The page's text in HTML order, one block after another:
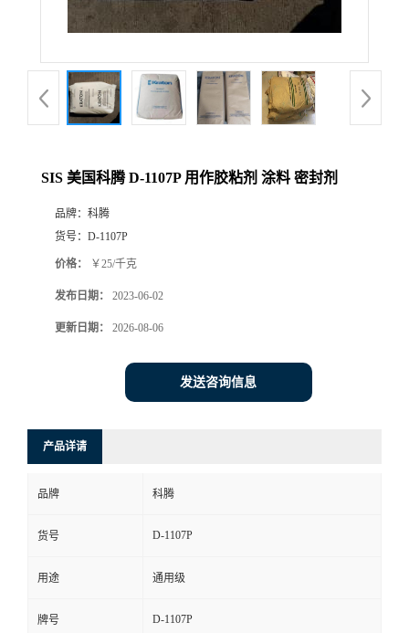
SIS 美国科腾 D-1107P 用作胶粘剂 涂料 密封剂
品牌： 科腾
货号： D-1107P
价格： ￥25/千克
发布日期： 2023-06-02
更新日期： 2026-08-06
发送咨询信息
产品详请
品牌 科腾
货号 D-1107P
用途 通用级
牌号 D-1107P